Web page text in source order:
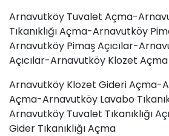
Arnavutköy Tuvalet Açma-
Tıkanıklığı Açma-Arnavutköy
Arnavutköy Pimaş Açıcılar-
Açıcılar-Arnavutköy Klozet Açma
Arnavutköy Klozet Gideri Açma-
Açma-Arnavutköy Lavabo
Arnavutköy Tuvalet Tıkanıklığı
Gider Tıkanıklığı Açma